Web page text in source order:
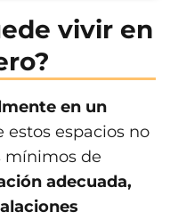
vivir en
en un
estos espacios no
mínimos de
adecuada,